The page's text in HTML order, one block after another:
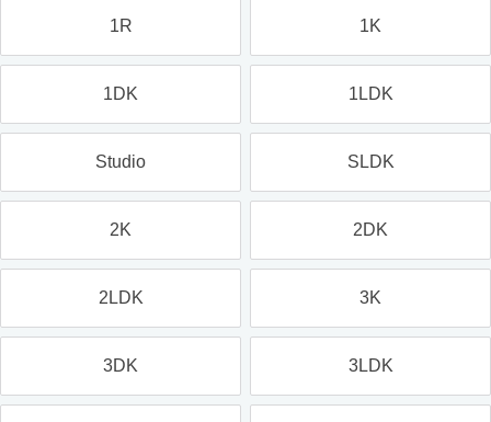
1R 1K
1DK 1LDK
Studio SLDK
2K 2DK
2LDK 3K
3DK 3LDK